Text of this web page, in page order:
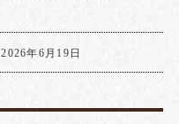
2026年6月19日